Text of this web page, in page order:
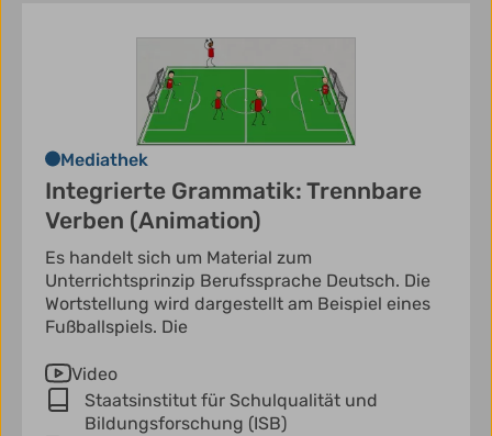
Mediathek
Integrierte Grammatik: Trennbare
Verben (Animation)
Es handelt sich um Material zum
Unterrichtsprinzip Berufssprache Deutsch. Die
Wortstellung wird dargestellt am Beispiel eines
Fußballspiels. Die
Video
Staatsinstitut für Schulqualität und
Bildungsforschung (ISB)